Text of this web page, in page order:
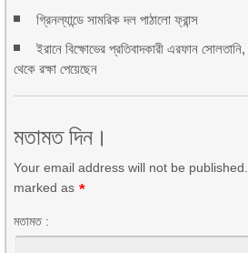
গ্রিনল্যান্ডে সামরিক দল পাঠালো ফ্রান্স
ইরানে বিক্ষোভের প্রতিবাদকারী এরফান
থেকে রক্ষা পেয়েছেন
মতামত দিন।
Your email address will not be
marked as *
মতামত :